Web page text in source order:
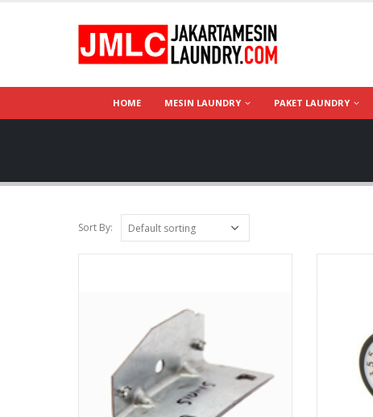
HOME MESIN LAUNDRY PAKET LAUNDRY
Sort By: